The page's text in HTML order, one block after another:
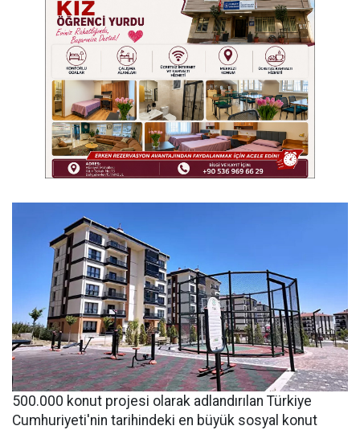
500.000 konut projesi olarak adlandırılan Türkiye
Cumhuriyeti'nin tarihindeki en büyük sosyal konut